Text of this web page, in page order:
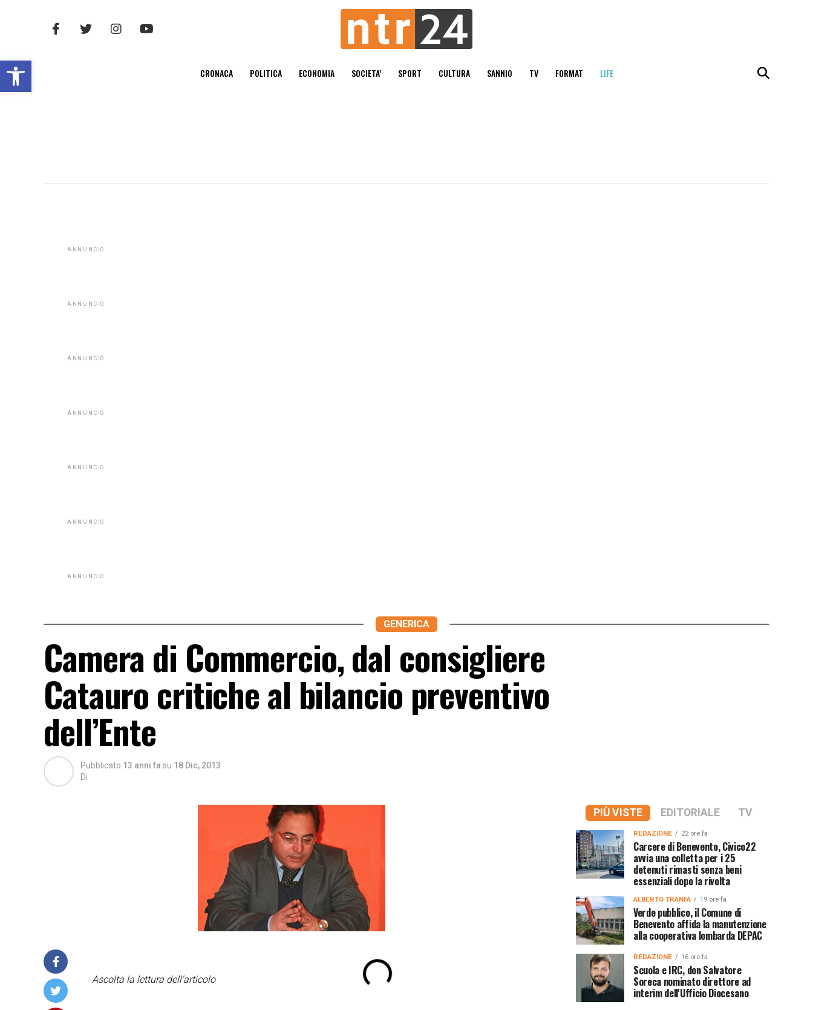
Open toolbar CRONACA POLITICA ECONOMIA SOCIETA’ SPORT CULTURA SANNIO TV FORMAT LIFE
ANNUNCIO
ANNUNCIO
ANNUNCIO
ANNUNCIO
ANNUNCIO
ANNUNCIO
ANNUNCIO
GENERICA
Camera di Commercio, dal consigliere
Catauro critiche al bilancio preventivo
dell’Ente
Pubblicato 13 anni fa su 18 Dic, 2013
Di
Ascolta la lettura dell'articolo
PIÙ VISTE EDITORIALE TV
REDAZIONE 22 ore fa
Carcere di Benevento, Civico22
avvia una colletta per i 25
detenuti rimasti senza beni
essenziali dopo la rivolta
ALBERTO TRANFA 19 ore fa
Verde pubblico, il Comune di
Benevento affida la manutenzione
alla cooperativa lombarda DEPAC
REDAZIONE 16 ore fa
Scuola e IRC, don Salvatore
Soreca nominato direttore ad
interim dell'Ufficio Diocesano